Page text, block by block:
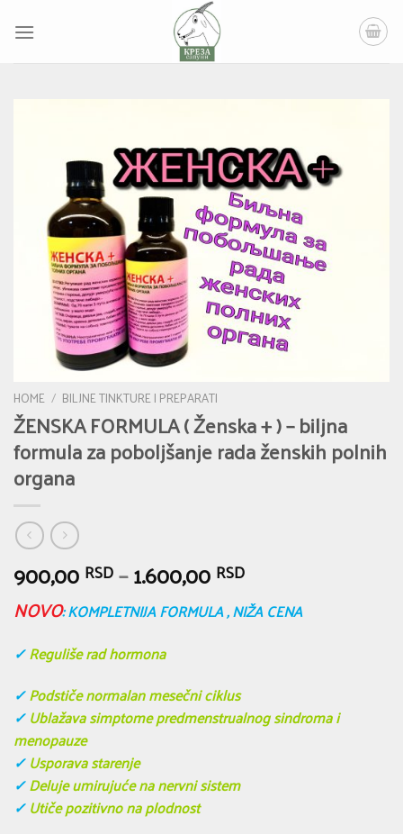
HOME / BILJNE TINKTURE I PREPARATI
ŽENSKA FORMULA ( Ženska + ) – biljna
formula za poboljšanje rada ženskih polnih
organa
900,00 RSD–1.600,00 RSD
NOVO: KOMPLETNIJA FORMULA , NIŽA CENA
✓Reguliše rad hormona
✓Podstiče normalan mesečni ciklus
✓Ublažava simptome predmenstrualnog sindroma i
menopauze
✓Usporava starenje
✓Deluje umirujuće na nervni sistem
✓Utiče pozitivno na plodnost